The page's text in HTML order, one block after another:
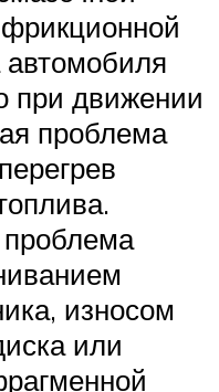
при движении
проблема
износом
или